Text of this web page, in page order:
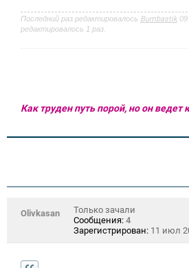
Последний раз редактировалось Bumbastik 09
редактировалось 1 раз.
Как труден путь порой, но он ведет
Olivkasan
Только зачали
Сообщения: 4
Зарегистрирован: 11 июл